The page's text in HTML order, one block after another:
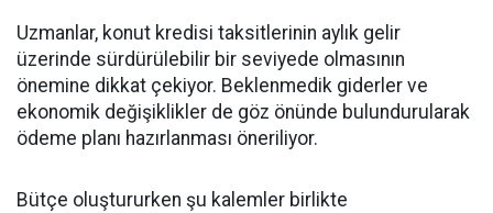
Uzmanlar, konut kredisi taksitlerinin aylık gelir
üzerinde sürdürülebilir bir seviyede olmasının
önemine dikkat çekiyor. Beklenmedik giderler ve
ekonomik değişiklikler de göz önünde bulundurularak
ödeme planı hazırlanması öneriliyor.
Bütçe oluştururken şu kalemler birlikte